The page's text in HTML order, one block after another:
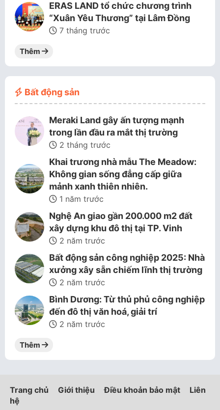
ERAS LAND tổ chức chương trình
“Xuân Yêu Thương” tại Lâm Đồng
7 tháng trước
Thêm
Bất động sản
Meraki Land gây ấn tượng mạnh
trong lần đầu ra mắt thị trường
2 tháng trước
Khai trương nhà mẫu The Meadow:
Không gian sống đẳng cấp giữa
mảnh xanh thiên nhiên.
1 năm trước
Nghệ An giao gần 200.000 m2 đất
xây dựng khu đô thị tại TP. Vinh
2 năm trước
Bất động sản công nghiệp 2025: Nhà
xưởng xây sẵn chiếm lĩnh thị trường
2 năm trước
Bình Dương: Từ thủ phủ công nghiệp
đến đô thị văn hoá, giải trí
2 năm trước
Thêm
Trang chủ Giới thiệu Điều khoản bảo mật
Liên
hệ